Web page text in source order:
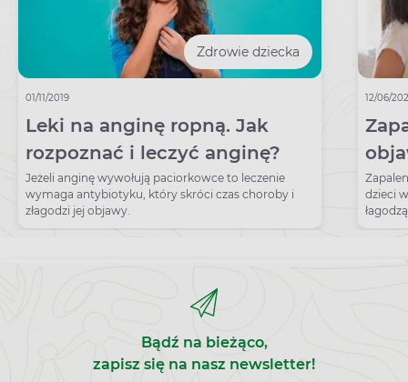
Zdrowie dziecka
01/11/2019
Leki na anginę ropną. Jak
rozpoznać i leczyć anginę?
Jeżeli anginę wywołują paciorkowce to leczenie
wymaga antybiotyku, który skróci czas choroby i
złagodzi jej objawy.
12/06/
dzieci
Bądź na bieżąco,
zapisz się na nasz newsletter!